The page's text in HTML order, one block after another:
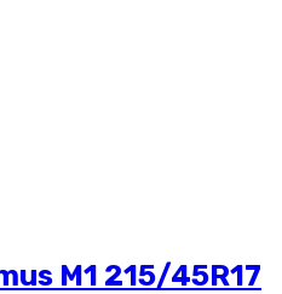
M1 215/45R17